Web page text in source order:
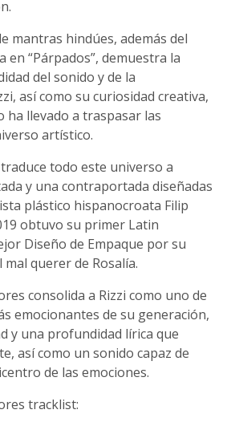
mantras hindúes, además del
en “Párpados”, demuestra la
del sonido y de la
así como su curiosidad creativa,
ha llevado a traspasar las
artístico.
todo este universo a
y una contraportada diseñadas
plástico hispanocroata Filip
obtuvo su primer Latin
Diseño de Empaque por su
querer de Rosalía.
consolida a Rizzi como uno de
emocionantes de su generación,
y una profundidad lírica que
así como un sonido capaz de
de las emociones.
tracklist: